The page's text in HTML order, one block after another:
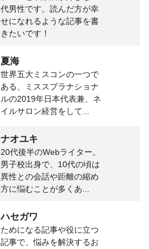
代男性です。読んだ方が幸
せになれるような記事を書
きたいです！
夏海
世界五大ミスコンの一つで
ある、ミススプラナショナ
ルの2019年日本代表兼、ネ
イルサロン経営をして...
ナオユキ
20代後半のWebライター。
男子校出身で、10代の頃は
異性との会話や距離の縮め
方に悩むことが多くあ...
ハセガワ
ためになる記事や役に立つ
記事で、悩みを解決するお